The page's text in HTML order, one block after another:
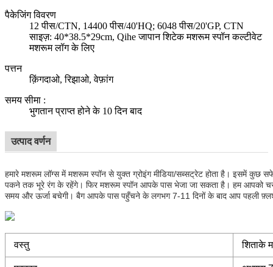
पैकेजिंग विवरण
12 पीस/CTN, 14400 पीस/40'HQ; 6048 पीस/20'GP, CTN
साइज़: 40*38.5*29cm, Qihe जापान शिटेक मशरूम स्पॉन कल्टीवेट
मशरूम लॉग के लिए
पत्तन
क़िंगदाओ, रिझाओ, वेफ़ांग
समय सीमा :
भुगतान प्राप्त होने के 10 दिन बाद
उत्पाद वर्णन
हमारे मशरूम लॉग्स में मशरूम स्पॉन से युक्त ग्रोइंग मीडिया/सब्सट्रेट होता है। इसमें कुछ
पकने तक भूरे रंग के रहेंगे। फिर मशरूम स्पॉन आपके पास भेजा जा सकता है। हम आपको
समय और ऊर्जा बचेगी। बैग आपके पास पहुँचने के लगभग 7-11 दिनों के बाद आप पहली
वस्तु शिताके